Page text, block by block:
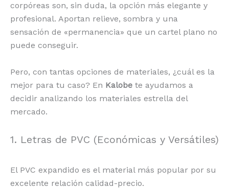
corpóreas son, sin duda, la opción más elegante y
profesional. Aportan relieve, sombra y una
sensación de «permanencia» que un cartel plano no
puede conseguir.
Pero, con tantas opciones de materiales, ¿cuál es la
mejor para tu caso? En Kalobe te ayudamos a
decidir analizando los materiales estrella del
mercado.
1. Letras de PVC (Económicas y Versátiles)
El PVC expandido es el material más popular por su
excelente relación calidad-precio.